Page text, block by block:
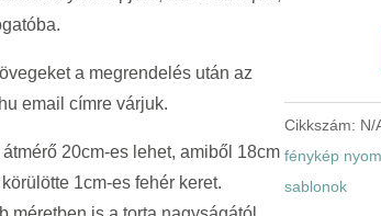
a megrendelés után az
email címre várjuk.
20cm-es lehet, amiből 18cm
1cm-es fehér keret.
Cikkszám: N/
fénykép
sablonok